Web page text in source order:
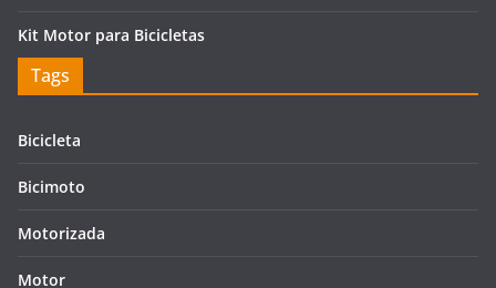
Kit Motor para Bicicletas
Tags
Bicicleta
Bicimoto
Motorizada
Motor